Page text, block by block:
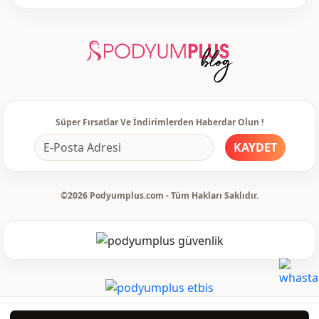
Süper Fırsatlar Ve İndirimlerden Haberdar Olun !
KAYDET
©2026 Podyumplus.com - Tüm Hakları Saklıdır.